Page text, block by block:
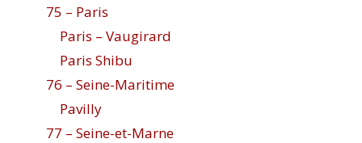
75 – Paris
Paris – Vaugirard
Paris Shibu
76 – Seine-Maritime
Pavilly
77 – Seine-et-Marne